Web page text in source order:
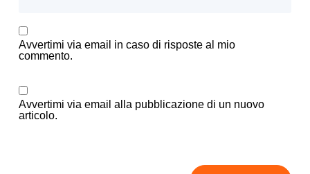
Avvertimi via email in caso di risposte al mio
commento.
Avvertimi via email alla pubblicazione di un nuovo
articolo.